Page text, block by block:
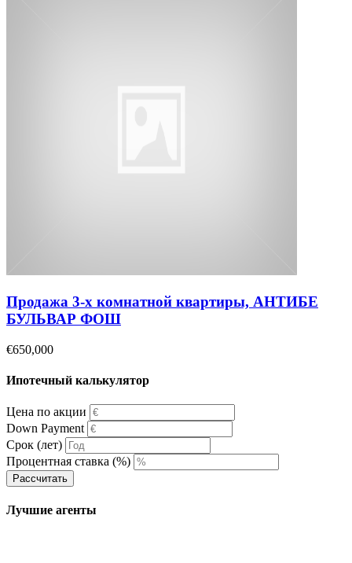
Продажа 3-х комнатной квартиры, АНТИБЕ
БУЛЬВАР ФОШ
€650,000
Ипотечный калькулятор
Цена по акции
Down Payment
Срок (лет)
Процентная ставка (%)
Рассчитать
Лучшие агенты